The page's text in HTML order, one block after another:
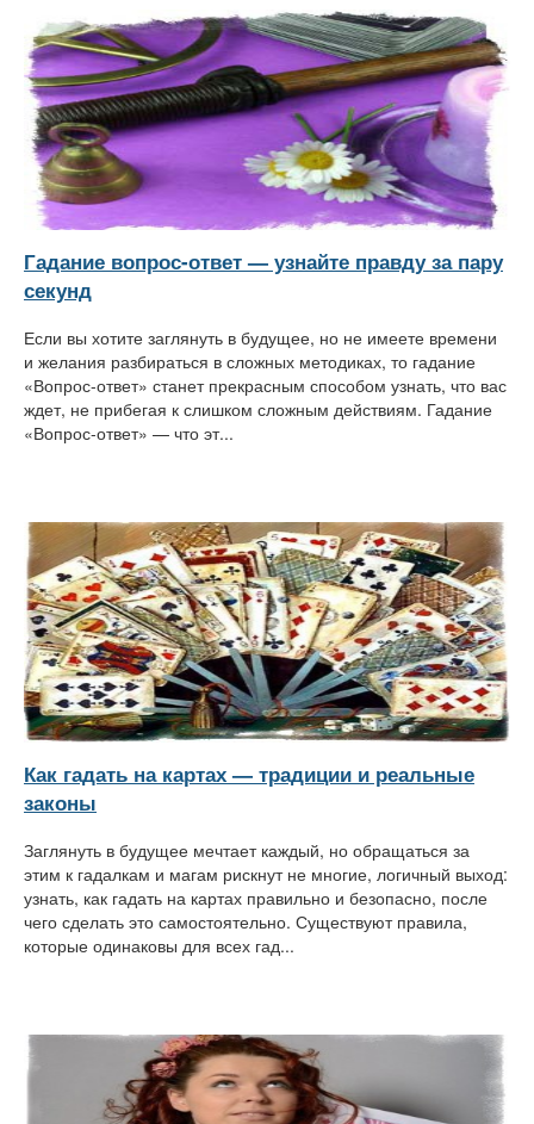
Гадание вопрос-ответ — узнайте правду за пару
секунд
Если вы хотите заглянуть в будущее, но не имеете времени
и желания разбираться в сложных методиках, то гадание
«Вопрос-ответ» станет прекрасным способом узнать, что вас
ждет, не прибегая к слишком сложным действиям. Гадание
«Вопрос-ответ» — что эт...
Как гадать на картах — традиции и реальные
законы
Заглянуть в будущее мечтает каждый, но обращаться за
этим к гадалкам и магам рискнут не многие, логичный выход:
узнать, как гадать на картах правильно и безопасно, после
чего сделать это самостоятельно. Существуют правила,
которые одинаковы для всех гад...